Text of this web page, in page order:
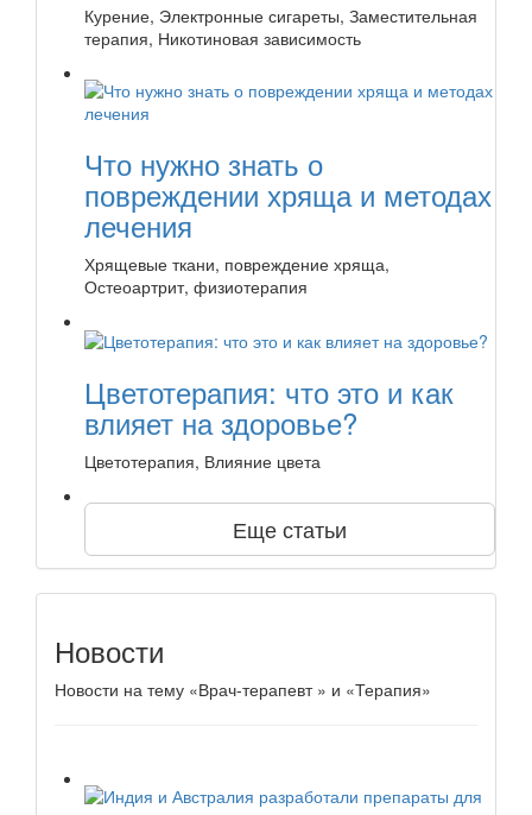
Курение, Электронные сигареты, Заместительная
терапия, Никотиновая зависимость
Что нужно знать о
повреждении хряща и методах
лечения
Хрящевые ткани, повреждение хряща,
Остеоартрит, физиотерапия
Цветотерапия: что это и как
влияет на здоровье?
Цветотерапия, Влияние цвета
Еще статьи
Новости
Новости на тему «Врач-терапевт » и «Терапия»